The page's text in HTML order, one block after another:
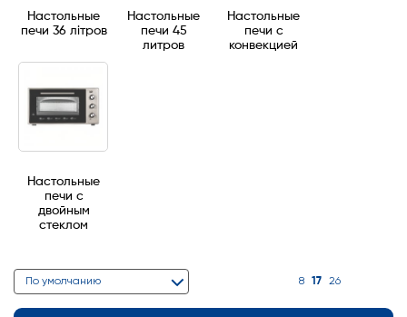
Настольные
печи 36 літров
Настольные
печи 45
литров
Настольные
печи с
конвекцией
Настольные
печи с
двойным
стеклом
По умолчанию 8 17 26